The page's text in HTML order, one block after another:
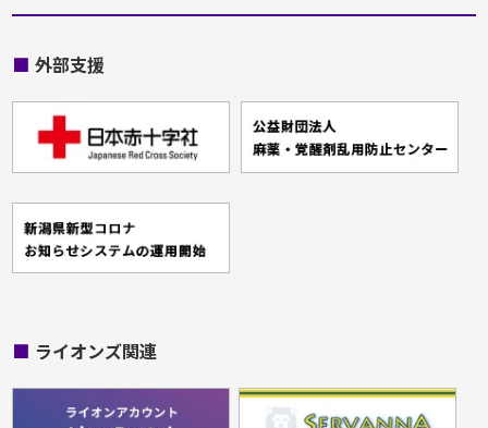
■ 外部支援
■ ライオンズ関連